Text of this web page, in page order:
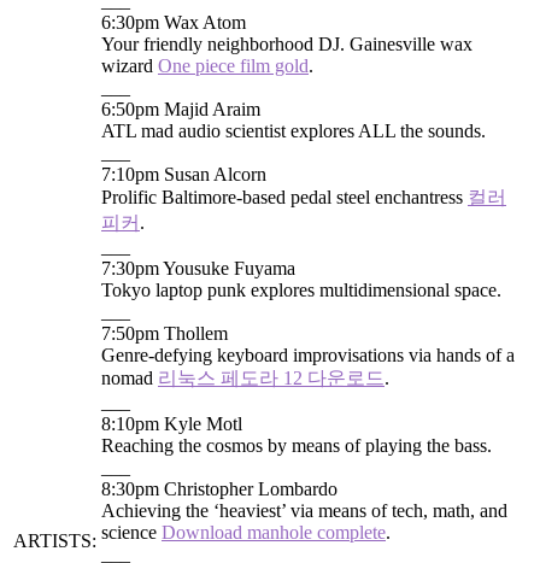
ARTISTS:
6:30pm Wax Atom
Your friendly neighborhood DJ. Gainesville wax
wizard One piece film gold.
6:50pm Majid Araim
ATL mad audio scientist explores ALL the sounds.
7:10pm Susan Alcorn
Prolific Baltimore-based pedal steel enchantress 컬러
피커 .
7:30pm Yousuke Fuyama
Tokyo laptop punk explores multidimensional space.
7:50pm Thollem
Genre-defying keyboard improvisations via hands of a
nomad 리눅스 페도라 12 다운로드.
8:10pm Kyle Motl
Reaching the cosmos by means of playing the bass.
8:30pm Christopher Lombardo
Achieving the ‘heaviest’ via means of tech, math, and
science Download manhole complete.